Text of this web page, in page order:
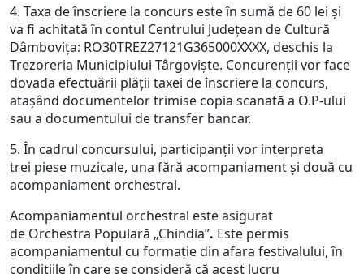
4. Taxa de înscriere la concurs este în sumă de 60 lei şi
va fi achitată în contul Centrului Județean de Cultură
Dâmbovița: RO30TREZ27121G365000XXXX, deschis la
Trezoreria Municipiului Târgoviște. Concurenții vor face
dovada efectuării plății taxei de înscriere la concurs,
atașând documentelor trimise copia scanată a O.P-ului
sau a documentului de transfer bancar.
5. În cadrul concursului, participanții vor interpreta
trei piese muzicale, una fără acompaniament și două cu
acompaniament orchestral.
Acompaniamentul orchestral este asigurat
de Orchestra Populară „Chindia”. Este permis
acompaniamentul cu formaţie din afara festivalului, în
condiţiile în care se consideră că acest lucru